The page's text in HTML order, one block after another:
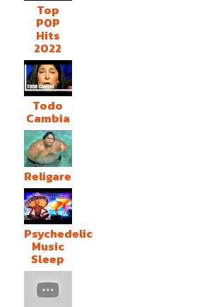
Top
POP
Hits
2022
Todo
Cambia
Religare
Psychedelic
Music
Sleep